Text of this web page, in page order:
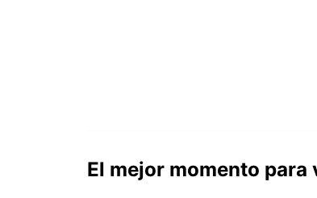
El mejor momento para